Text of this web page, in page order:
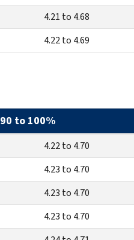
4.21 to 4.68
4.22 to 4.69
90 to 100%
4.22 to 4.70
4.23 to 4.70
4.23 to 4.70
4.23 to 4.70